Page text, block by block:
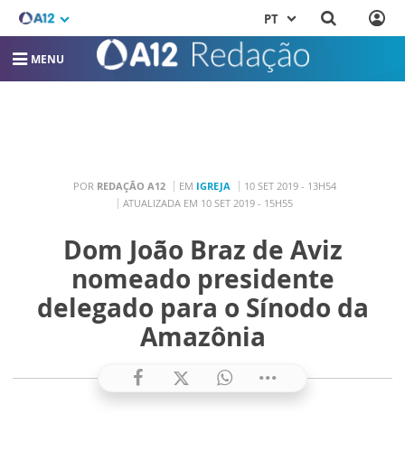
PT
MENU
POR REDAÇÃO A12 EM IGREJA
10 SET 2019 - 13H54
ATUALIZADA EM 10 SET 2019 - 15H55
Dom João Braz de Aviz
nomeado presidente
delegado para o Sínodo da
Amazônia